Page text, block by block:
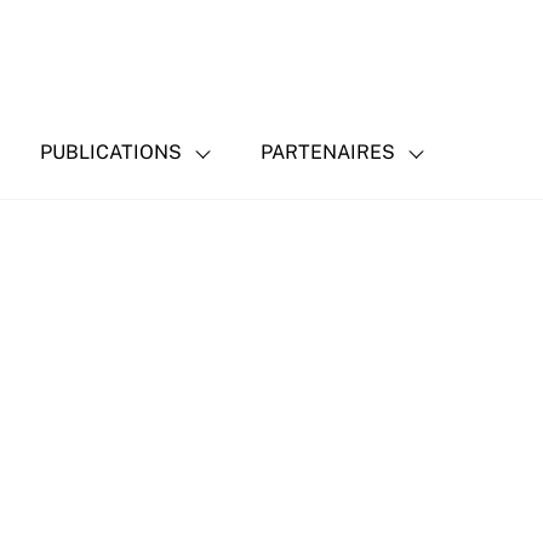
PUBLICATIONS PARTENAIRES